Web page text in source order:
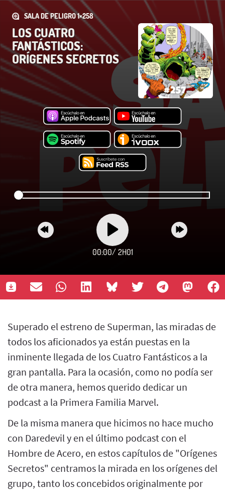
SALA DE PELIGRO 1×258
LOS CUATRO
FANTÁSTICOS:
ORÍGENES SECRETOS
00:00/ 2H01
Superado el estreno de Superman, las miradas de
todos los aficionados ya están puestas en la
inminente llegada de los Cuatro Fantásticos a la
gran pantalla. Para la ocasión, como no podía ser
de otra manera, hemos querido dedicar un
podcast a la Primera Familia Marvel.
De la misma manera que hicimos no hace mucho
con Daredevil y en el último podcast con el
Hombre de Acero, en estos capítulos de "Orígenes
Secretos" centramos la mirada en los orígenes del
grupo, tanto los concebidos originalmente por